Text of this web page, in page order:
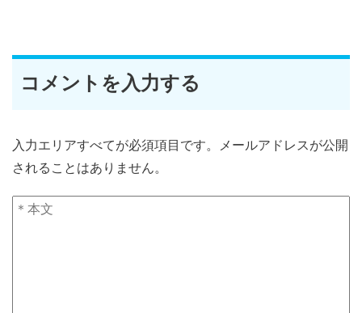
コメントを入力する
入力エリアすべてが必須項目です。メールアドレスが公開
されることはありません。